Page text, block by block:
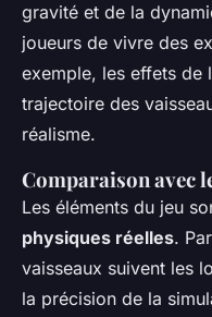
gravité et de la
joueurs de vivre des
exemple, les effets de
trajectoire des
réalisme.
Comparaison avec
Les éléments du jeu
physiques réelles.
vaisseaux suivent les
la précision de la